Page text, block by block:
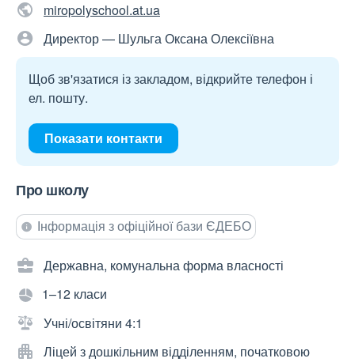
miropolyschool.at.ua
Директор — Шульга Оксана Олексіївна
Щоб зв'язатися із закладом, відкрийте телефон і
ел. пошту.
Показати контакти
Про школу
Інформація з офіційної бази ЄДЕБО
Державна, комунальна форма власності
1–12 класи
Учні/освітяни 4:1
Ліцей з дошкільним відділенням, початковою